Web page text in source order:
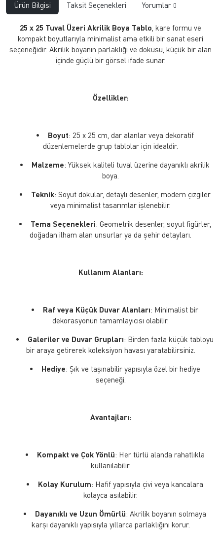
Ürün Bilgisi Taksit Seçenekleri Yorumlar 0
25 x 25 Tuval Üzeri Akrilik Boya Tablo , kare formu ve
kompakt boyutlarıyla minimalist ama etkili bir sanat eseri
seçeneğidir. Akrilik boyanın parlaklığı ve dokusu, küçük bir alan
içinde güçlü bir görsel ifade sunar.
Özellikler:
• Boyut: 25 x 25 cm, dar alanlar veya dekoratif
düzenlemelerde grup tablolar için idealdir.
• Malzeme: Yüksek kaliteli tuval üzerine dayanıklı akrilik
boya.
• Teknik: Soyut dokular, detaylı desenler, modern çizgiler
veya minimalist tasarımlar işlenebilir.
• Tema Seçenekleri: Geometrik desenler, soyut figürler,
doğadan ilham alan unsurlar ya da şehir detayları.
Kullanım Alanları:
• Raf veya Küçük Duvar Alanları: Minimalist bir
dekorasyonun tamamlayıcısı olabilir.
• Galeriler ve Duvar Grupları: Birden fazla küçük tabloyu
bir araya getirerek koleksiyon havası yaratabilirsiniz.
• Hediye: Şık ve taşınabilir yapısıyla özel bir hediye
seçeneği.
Avantajları:
• Kompakt ve Çok Yönlü: Her türlü alanda rahatlıkla
kullanılabilir.
• Kolay Kurulum: Hafif yapısıyla çivi veya kancalara
kolayca asılabilir.
• Dayanıklı ve Uzun Ömürlü: Akrilik boyanın solmaya
karşı dayanıklı yapısıyla yıllarca parlaklığını korur.